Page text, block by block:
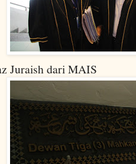
Juraish dari MAIS